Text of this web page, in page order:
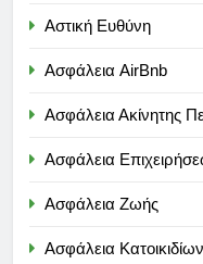
Αστική Ευθύνη
Ασφάλεια AirBnb
Ασφάλεια Ακίνητης
Ασφάλεια
Ασφάλεια Ζωής
Ασφάλεια Κατοικιδίων